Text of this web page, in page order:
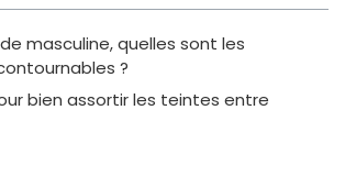
masculine, quelles sont les
?
bien assortir les teintes entre